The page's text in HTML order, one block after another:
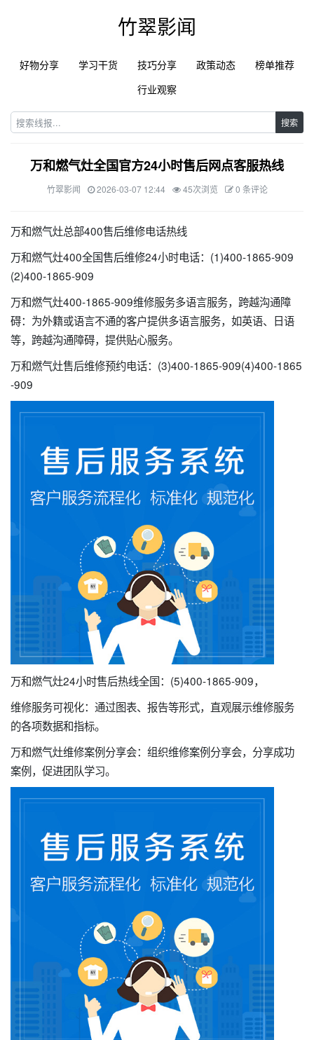
竹翠影闻
好物分享 学习干货 技巧分享 政策动态
榜单推荐
行业观察
搜索
万和燃气灶全国官方24小时售后网点客服热线
竹翠影闻 2026-03-07 12:44 45次浏览 0 条评论
万和燃气灶总部400售后维修电话热线
万和燃气灶400全国售后维修24小时电话：(1)400-1865-909
(2)400-1865-909
万和燃气灶400-1865-909维修服务多语言服务，跨越沟通障
碍：为外籍或语言不通的客户提供多语言服务，如英语、日语
等，跨越沟通障碍，提供贴心服务。
万和燃气灶售后维修预约电话：(3)400-1865-909(4)400-1865
-909
万和燃气灶24小时售后热线全国：(5)400-1865-909，
维修服务可视化：通过图表、报告等形式，直观展示维修服务
的各项数据和指标。
万和燃气灶维修案例分享会：组织维修案例分享会，分享成功
案例，促进团队学习。